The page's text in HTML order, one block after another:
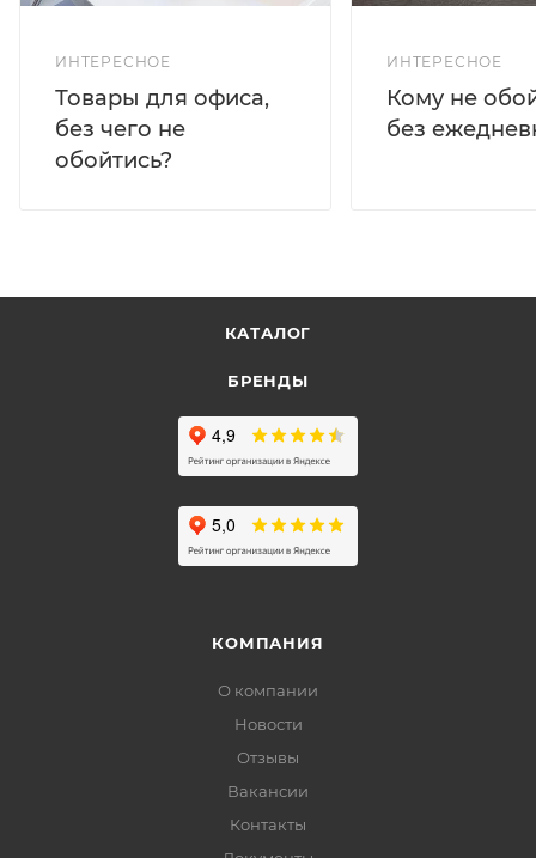
ИНТЕРЕСНОЕ
Товары для офиса,
без чего не
обойтись?
ИНТЕРЕСНОЕ
Кому не
без
КАТАЛОГ
БРЕНДЫ
КОМПАНИЯ
О компании
Новости
Отзывы
Вакансии
Контакты